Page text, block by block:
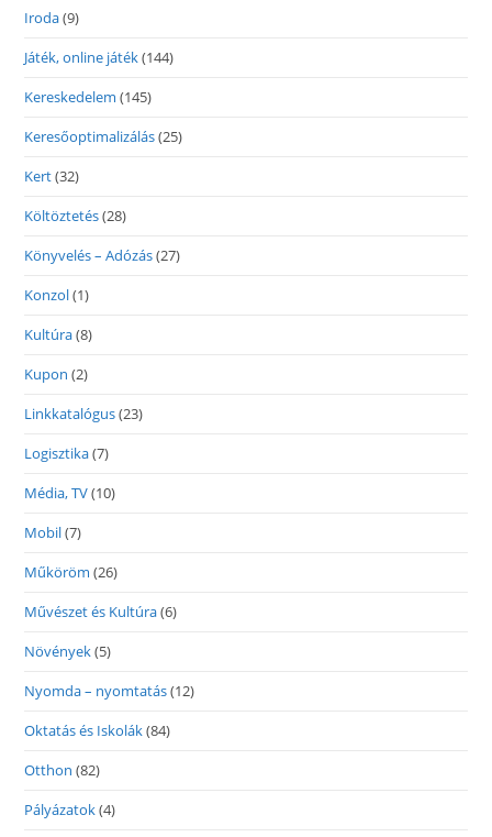
Iroda(9)
Játék, online játék(144)
Kereskedelem (145)
Keresőoptimalizálás(25)
Kert(32)
Költöztetés(28)
Könyvelés – Adózás(27)
Konzol(1)
Kultúra(8)
Kupon (2)
Linkkatalógus(23)
Logisztika(7)
Média, TV(10)
Mobil(7)
Műköröm (26)
Művészet és Kultúra(6)
Növények(5)
Nyomda – nyomtatás(12)
Oktatás és Iskolák(84)
Otthon (82)
Pályázatok(4)